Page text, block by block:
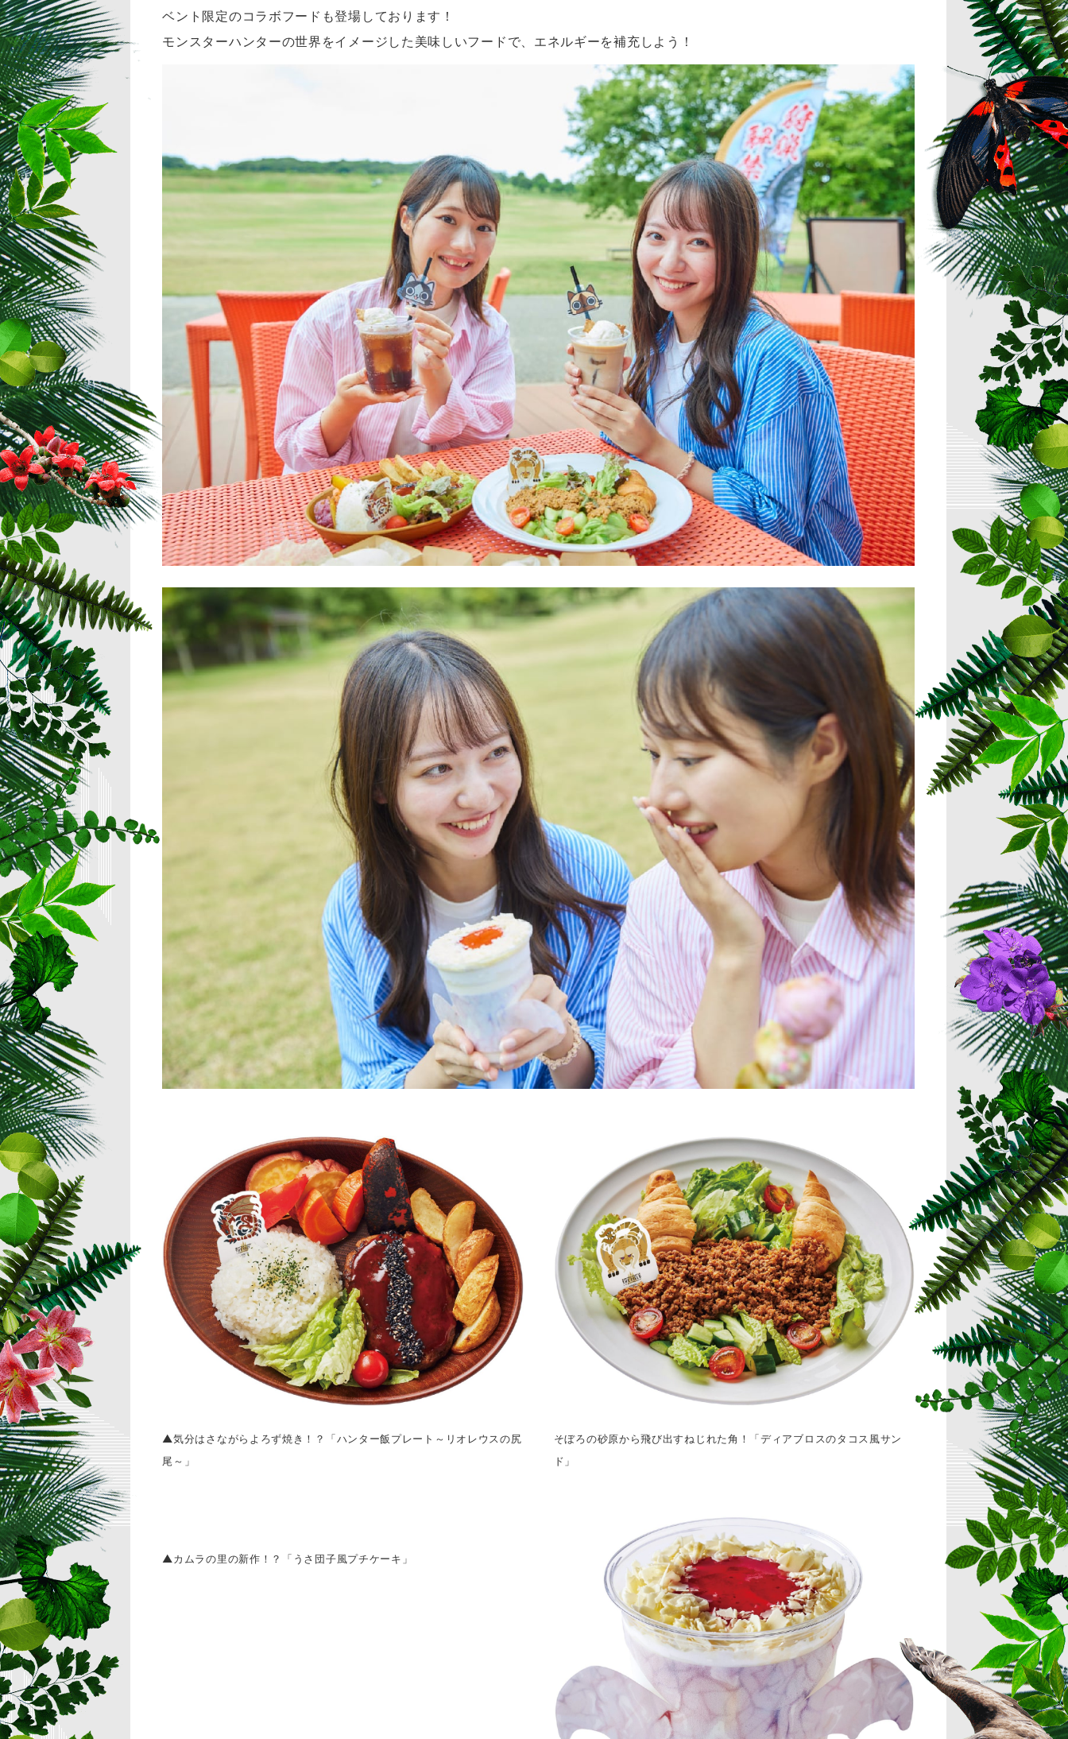
ベント限定のコラボフードも登場しております！
モンスターハンターの世界をイメージした美味しいフードで、エネルギーを補充しよう！
▲気分はさながらよろず焼き！？「ハンター飯プレート～リオレウスの尻
尾～」
そぼろの砂原から飛び出すねじれた角！「ディアブロスのタコス風サン
ド」
▲カムラの里の新作！？「うさ団子風プチケーキ」